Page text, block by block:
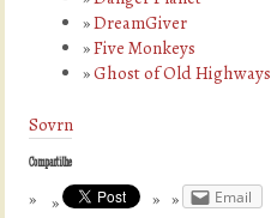
DreamGiver
Five Monkeys
Ghost of Old Highways
Sovrn
Compartilhe
Email